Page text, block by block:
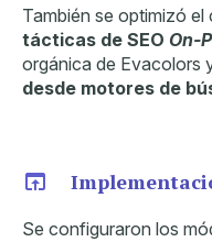
También se optimizó
tácticas de SEO On-
orgánica de Evacolors
desde motores de
Se configuraron los